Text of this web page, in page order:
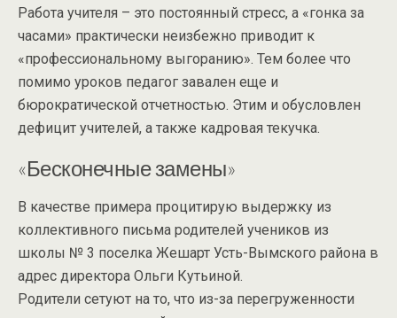
Работа учителя – это постоянный стресс, а «гонка за
часами» практически неизбежно приводит к
«профессиональному выгоранию». Тем более что
помимо уроков педагог завален еще и
бюрократической отчетностью. Этим и обусловлен
дефицит учителей, а также кадровая текучка.
«Бесконечные замены»
В качестве примера процитирую выдержку из
коллективного письма родителей учеников из
школы № 3 поселка Жешарт Усть-Вымского района в
адрес директора Ольги Кутьиной.
Родители сетуют на то, что из-за перегруженности